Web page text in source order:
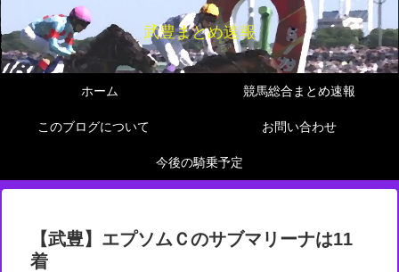
武豊まとめ速報
ホーム 競馬総合まとめ速報
このブログについて お問い合わせ
今後の騎乗予定
【武豊】エプソムＣのサブマリーナは11
着